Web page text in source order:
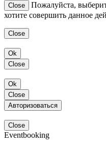
Close
Пожалуйста,
хотите совершить данное
Close
Ok
Close
Ok
Close
Авторизоваться
Close
Eventbooking